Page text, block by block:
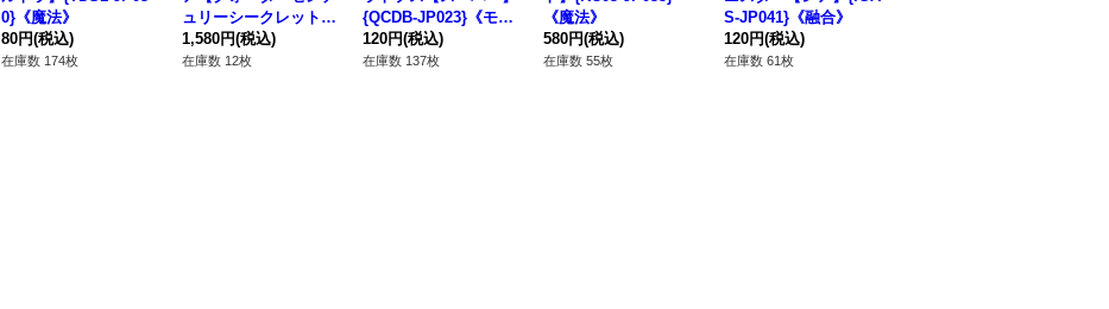
0}《魔法》
80円(税込)
在庫数 174枚
ュリーシークレット】
{QCTB-JP047}《リン
ク》
1,580円(税込)
在庫数 12枚
{QCDB-JP023}《モン
スター》
120円(税込)
在庫数 137枚
《魔法》
580円(税込)
在庫数 55枚
S-JP041}《融合》
120円(税込)
在庫数 61枚